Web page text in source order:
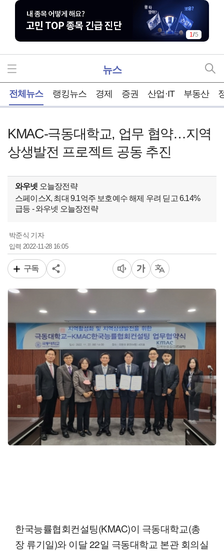
1/5
뉴스
전체뉴스 랭킹뉴스 경제 증권 산업·IT 부동산
KMAC-극동대학교, 업무 협약…지역
상생발전 프로젝트 공동 추진
와우넷 오늘장전략
스페이스X, 최대 9.1억주 보호예수 해제 우려 딛고 6.14%
급등 - 와우넷 오늘장전략
박준식 기자
입력2022-11-28 16:05
구독
한국능률협회컨설팅(KMAC)이 극동대학교(총
장 류기일)와 이달 22일 극동대학교 본관 회의실